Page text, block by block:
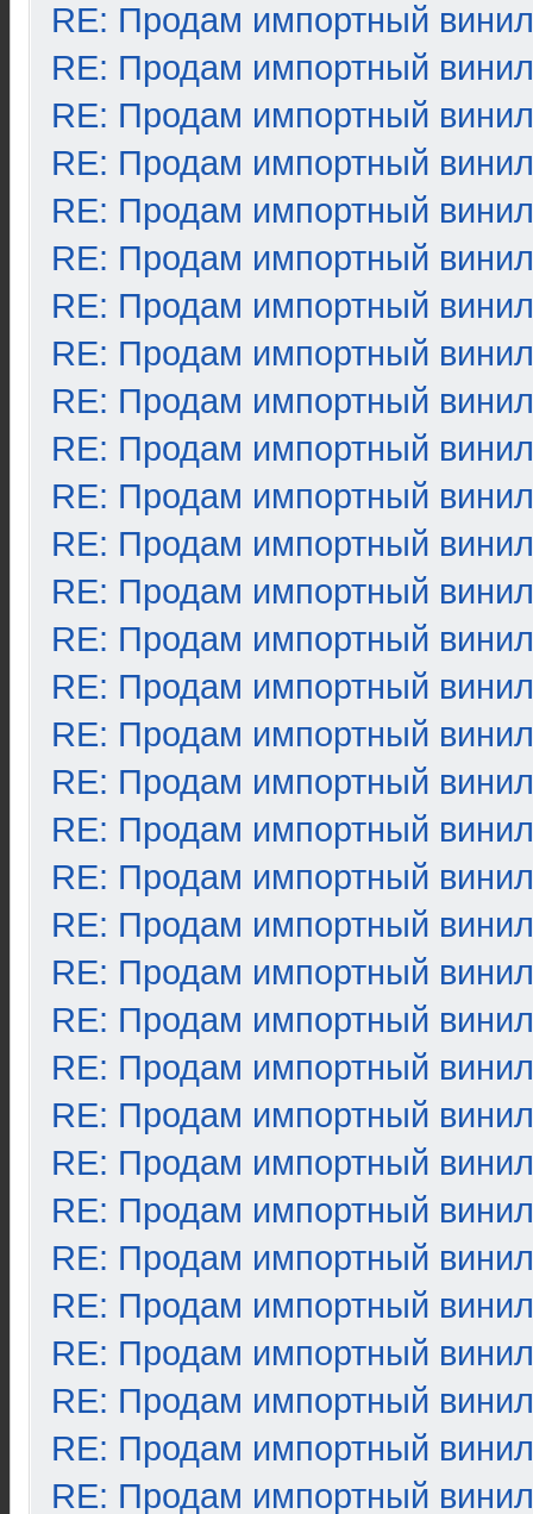
RE: Продам импортный винил
RE: Продам импортный винил
RE: Продам импортный винил
RE: Продам импортный винил
RE: Продам импортный винил
RE: Продам импортный винил
RE: Продам импортный винил
RE: Продам импортный винил
RE: Продам импортный винил
RE: Продам импортный винил
RE: Продам импортный винил
RE: Продам импортный винил
RE: Продам импортный винил
RE: Продам импортный винил
RE: Продам импортный винил
RE: Продам импортный винил
RE: Продам импортный винил
RE: Продам импортный винил
RE: Продам импортный винил
RE: Продам импортный винил
RE: Продам импортный винил
RE: Продам импортный винил
RE: Продам импортный винил
RE: Продам импортный винил
RE: Продам импортный винил
RE: Продам импортный винил
RE: Продам импортный винил
RE: Продам импортный винил
RE: Продам импортный винил
RE: Продам импортный винил
RE: Продам импортный винил
RE: Продам импортный винил